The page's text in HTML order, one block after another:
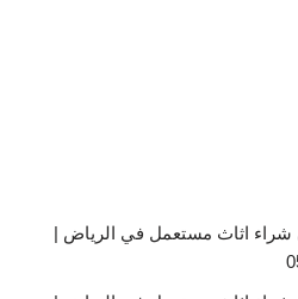
اثاث مستعمل في الرياض |